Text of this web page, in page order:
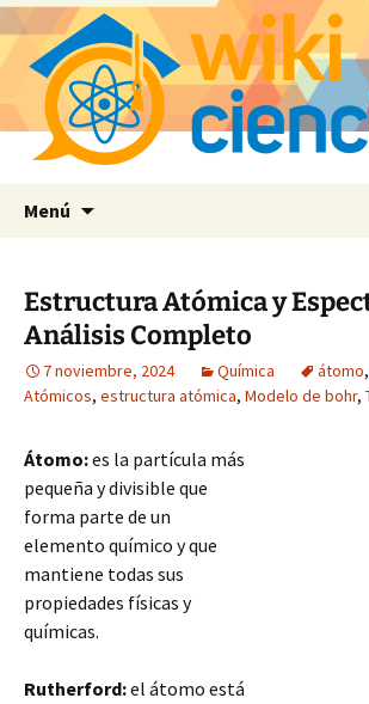
Menú
Estructura Atómica y
Análisis Completo
7 noviembre, 2024 Química átomo,
Atómicos, estructura atómica, Modelo de bohr,
Átomo:es la partícula más
pequeña y divisible que
forma parte de un
elemento químico y que
mantiene todas sus
propiedades físicas y
químicas.
Rutherford:el átomo está